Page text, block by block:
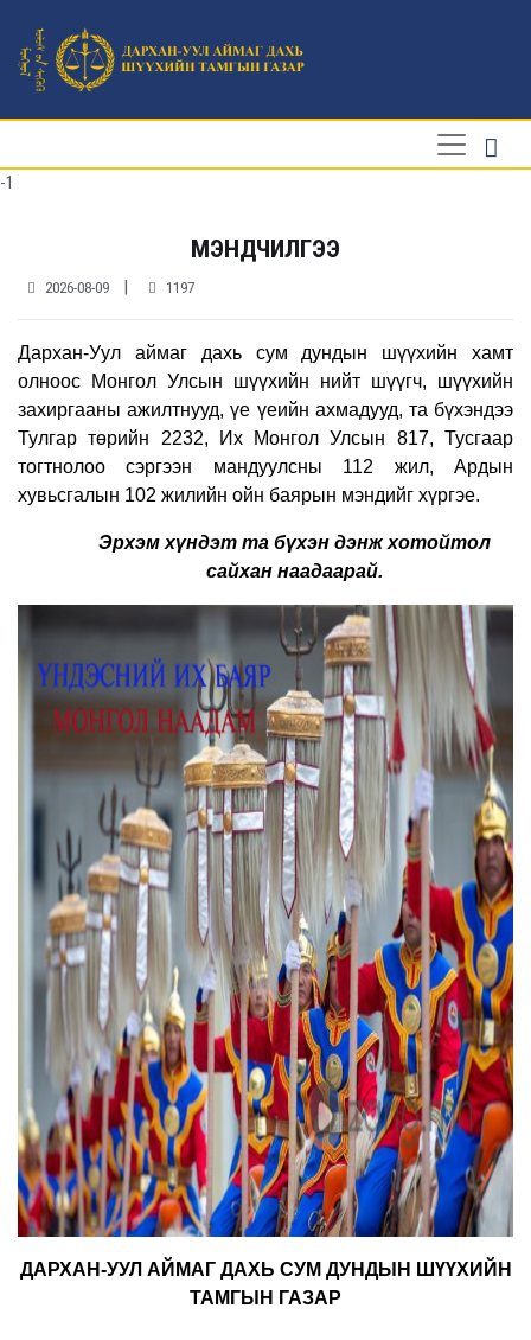
-1
МЭНДЧИЛГЭЭ
2026-08-09 | 1197
Дархан-Уул аймаг дахь сум дундын шүүхийн хамт
олноос Монгол Улсын шүүхийн нийт шүүгч, шүүхийн
захиргааны ажилтнууд, үе үеийн ахмадууд, та бүхэндээ
Тулгар төрийн 2232, Их Монгол Улсын 817, Тусгаар
тогтнолоо сэргээн мандуулсны 112 жил,
Ардын
хувьсгалын 102 жилийн ойн баярын мэндийг хүргэе.
Эрхэм хүндэт та бүхэн дэнж хотойтол
сайхан наадаарай.
ДАРХАН-УУЛ АЙМАГ ДАХЬ СУМ ДУНДЫН ШҮҮХИЙН
ТАМГЫН ГАЗАР